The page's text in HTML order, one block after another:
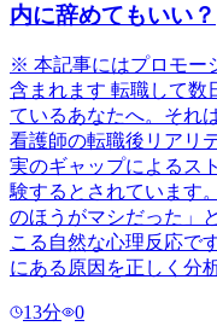
内に辞めてもいい？
※ 本記事にはプロモー
含まれます 転職して数
ているあなたへ。それ
看護師の転職後リアリ
実のギャップによるス
験するとされています
のほうがマシだった」
こる自然な心理反応で
にある原因を正しく分
13分
0